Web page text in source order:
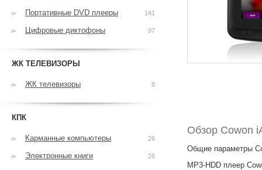
Обзор Cowon
Общие параметры
MP3-HDD плеер
Портативные DVD плееры 141
Цифровые диктофоны 97
ЖК ТЕЛЕВИЗОРЫ
ЖК телевизоры 8
КПК
Карманные компьютеры 26
Электронные книги 26